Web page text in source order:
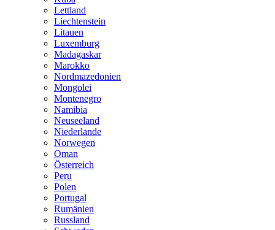
Lettland
Liechtenstein
Litauen
Luxemburg
Madagaskar
Marokko
Nordmazedonien
Mongolei
Montenegro
Namibia
Neuseeland
Niederlande
Norwegen
Oman
Österreich
Peru
Polen
Portugal
Rumänien
Russland